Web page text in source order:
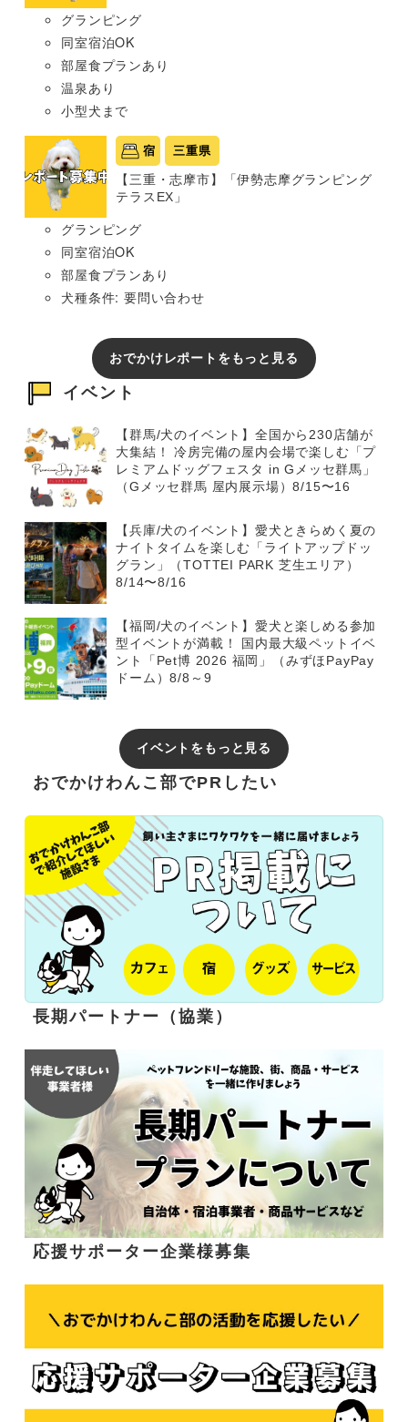
グランピング
同室宿泊OK
部屋食プランあり
温泉あり
小型犬まで
宿 三重県
【三重・志摩市】「伊勢志摩グランピング
テラスEX」
グランピング
同室宿泊OK
部屋食プランあり
犬種条件: 要問い合わせ
おでかけレポートをもっと見る
イベント
【群馬/犬のイベント】全国から230店舗が
大集結！ 冷房完備の屋内会場で楽しむ「プ
レミアムドッグフェスタ in Gメッセ群馬」
（Gメッセ群馬 屋内展示場）8/15〜16
【兵庫/犬のイベント】愛犬ときらめく夏の
ナイトタイムを楽しむ「ライトアップドッ
グラン」（TOTTEI PARK 芝生エリア）
8/14〜8/16
【福岡/犬のイベント】愛犬と楽しめる参加
型イベントが満載！ 国内最大級ペットイベ
ント「Pet博 2026 福岡」（みずほPayPay
ドーム）8/8～9
イベントをもっと見る
おでかけわんこ部でPRしたい
長期パートナー（協業）
応援サポーター企業様募集